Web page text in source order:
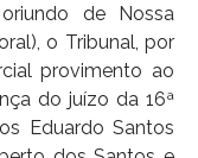
de Nossa
o Tribunal, por
provimento ao
do juízo da 16ª
Eduardo Santos